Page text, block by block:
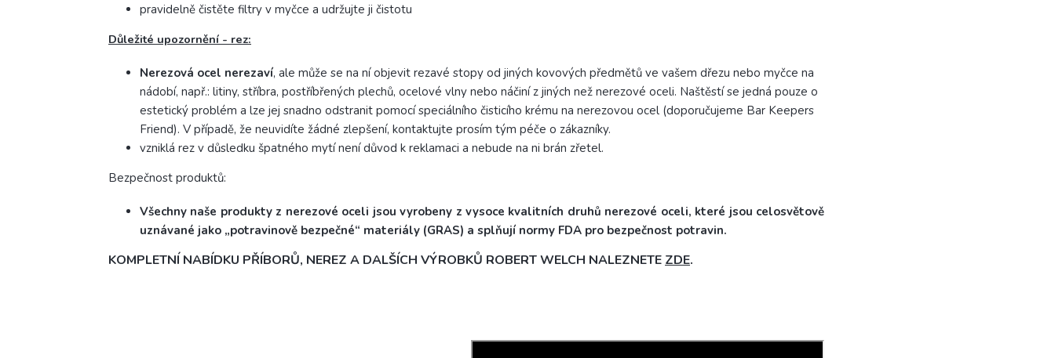
pravidelně čistěte filtry v myčce a udržujte ji čistotu
Důležité upozornění - rez:
Nerezová ocel nerezaví, ale může se na ní objevit rezavé stopy od jiných kovových předmětů ve vašem dřezu nebo myčce na
nádobí, např.: litiny, stříbra, postříbřených plechů, ocelové vlny nebo náčiní z jiných než nerezové oceli. Naštěstí se jedná pouze o
estetický problém a lze jej snadno odstranit pomocí speciálního čisticího krému na nerezovou ocel (doporučujeme Bar Keepers
Friend). V případě, že neuvidíte žádné zlepšení, kontaktujte prosím tým péče o zákazníky.
vzniklá rez v důsledku špatného mytí není důvod k reklamaci a nebude na ni brán zřetel.
Bezpečnost produktů:
Všechny naše produkty z nerezové oceli jsou vyrobeny z vysoce kvalitních druhů nerezové oceli, které jsou celosvětově
uznávané jako „potravinově bezpečné“ materiály (GRAS) a splňují normy FDA pro bezpečnost potravin.
KOMPLETNÍ NABÍDKU PŘÍBORŮ, NEREZ A DALŠÍCH VÝROBKŮ ROBERT WELCH NALEZNETE ZDE.